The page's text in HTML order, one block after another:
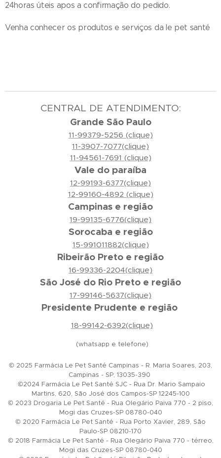
24horas úteis apos a confirmação do pedido.
Venha conhecer os produtos e serviços da le pet santé
CENTRAL DE ATENDIMENTO:
Grande São Paulo
11-99379-5256 (clique)
11-3907-7077(clique)
11-94561-7691 (clique)
Vale do paraíba
12-99193-6377(clique)
12-99160-4892 (clique)
Campinas e região
19-99135-6776(clique)
Sorocaba e região
15-991011882(clique)
Ribeirão Preto e região
16-99336-2204(clique)
São José do Rio Preto e região
17-99146-5637(clique)
Presidente Prudente e região
18-99142-6392(clique)
(whatsapp e telefone)
© 2025 Farmácia Le Pet Santé Campinas - R. Maria Soares, 203,
Campinas - SP, 13035-390
©2024 Farmácia Le Pet Santé SJC - Rua Dr. Mario Sampaio
Martins, 620, São José dos Campos-SP 12245-100
© 2023 Drogaria Le Pet Santé - Rua Olegário Paiva 770 - 2 piso,
Mogi das Cruzes-SP 08780-040
© 2020 Farmácia Le Pet Santé - Rua Porto Xavier, 289, São
Paulo-SP 08210-170
© 2018 Farmácia Le Pet Santé - Rua Olegário Paiva 770 - térreo,
Mogi das Cruzes-SP 08780-040